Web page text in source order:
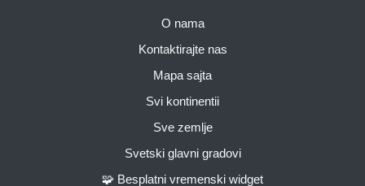
O nama
Kontaktirajte nas
Mapa sajta
Svi kontinentii
Sve zemlje
Svetski glavni gradovi
🧩 Besplatni vremenski widget